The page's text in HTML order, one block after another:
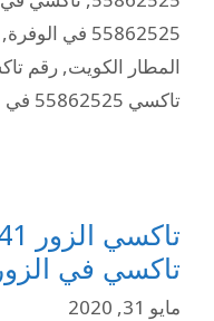
55862525 في الوفرة
,
المطار الكويت, رقم
تاكسي 55862525 في الظهر
تاكسي في
مايو 31, 2020